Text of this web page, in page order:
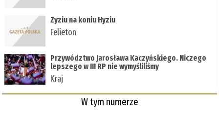
Zyziu na koniu Hyziu
Felieton
Przywództwo Jarosława Kaczyńskiego. Niczego
lepszego w III RP nie wymyśliliśmy
Kraj
W tym numerze